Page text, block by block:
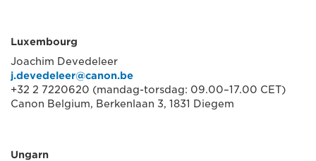
Luxembourg
Joachim Devedeleer
j.devedeleer@canon.be
+32 2 7220620 (mandag-torsdag: 09.00–17.00 CET)
Canon Belgium, Berkenlaan 3, 1831 Diegem
Ungarn